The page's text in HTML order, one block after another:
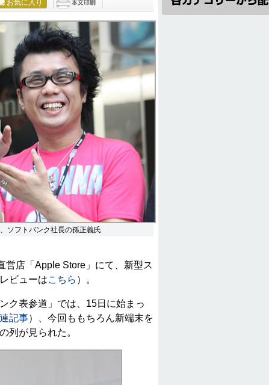
お気に入り
ソフトバンク社長の孫正義氏
店「Apple Store」にて、新型ス
ビューはこちら ）。
ク表参道」では、15日に始まっ
記事）、今回ももちろん新端末を
列が見られた。